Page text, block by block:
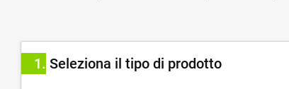
1 Seleziona il tipo di prodotto